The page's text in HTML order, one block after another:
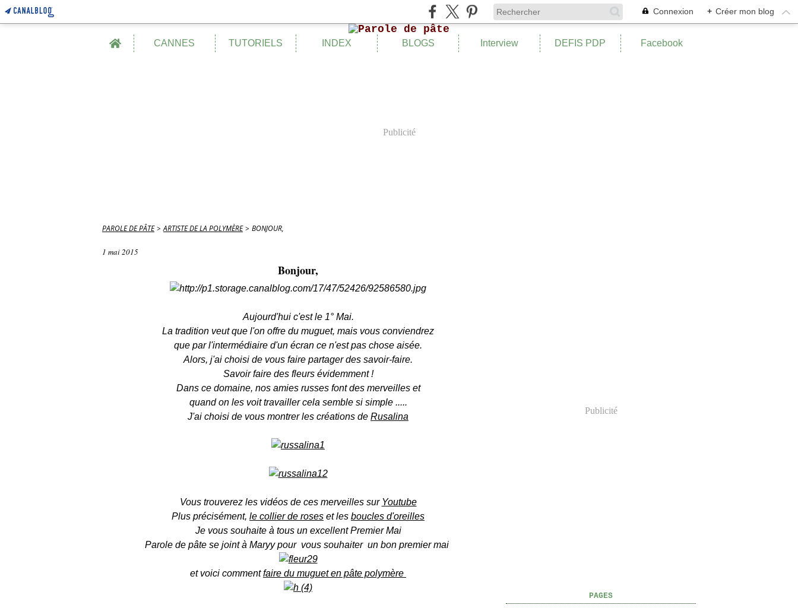
Connexion + Créer mon blog
Home CANNES TUTORIELS INDEX BLOGS Interview DEFIS PDP Facebook
Publicité
PAROLE DE PÂTE > ARTISTE DE LA POLYMÈRE > BONJOUR,
1 mai 2015
Bonjour,
Aujourd'hui c'est le 1° Mai.
La tradition veut que l'on offre du muguet, mais vous conviendrez
que par l'intermédiaire d'un écran ce n'est pas chose aisée.
Alors, j'ai choisi de vous faire partager des savoir-faire.
Savoir faire des fleurs évidemment !
Dans ce domaine, nos amies russes font des merveilles et
quand on les voit travailler cela semble si simple .....
J'ai choisi de vous montrer les créations de Rusalina
Vous trouverez les vidéos de ces merveillessur Youtube
Plus précisément, le collier de roses et les boucles d'oreilles
Je vous souhaite à tous un excellent Premier Mai
Parole de pâte se joint à Maryy pour vous souhaiter un bon premier mai
et voici commentfaire du muguet en pâte polymère
Publicité
PAGES